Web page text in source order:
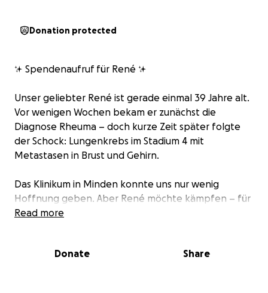
Donation protected
✨ Spendenaufruf für René ✨
Unser geliebter René ist gerade einmal 39 Jahre alt.
Vor wenigen Wochen bekam er zunächst die
Diagnose Rheuma – doch kurze Zeit später folgte
der Schock: Lungenkrebs im Stadium 4 mit
Metastasen in Brust und Gehirn.
Das Klinikum in Minden konnte uns nur wenig
Hoffnung geben. Aber René möchte kämpfen – für
seine Frau, mit der er seit seiner Jugend zusammen
verlegen lassen, wo es modernere
Read more
Donate Share